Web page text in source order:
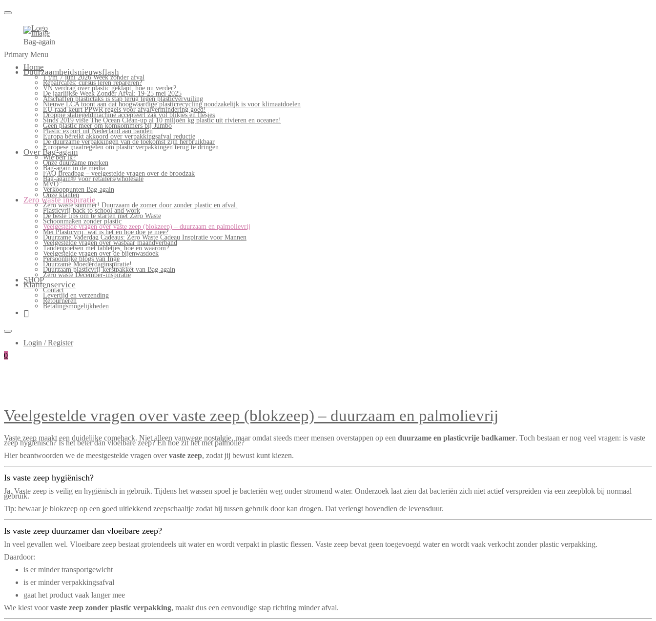
Bag-again
Primary Menu
Home
Duurzaamheidsnieuwsflash
1 t/m 7 juni 2026 Week zonder afval
Repaircafés: cursus leren repareren?
VN verdrag over plastic geklapt, hoe nu verder?
De jaarlijkse Week Zonder Afval: 19-25 mei 2025
Afschaffen plastictaks is stap terug tegen plasticvervuiling
Nieuwe LCA toont aan dat hoogwaardige plasticrecycling noodzakelijk is voor klimaatdoelen
EU-raad keurt PPWR regels voor afvalvermindering goed!
Droppie statiegeldmachine accepteert zak vol blikjes en flesjes
Sinds 2019 viste The Ocean Clean-up al 10 miljoen kg plastic uit rivieren en oceanen!
Geen plastic meer om komkommers bij Jumbo
Plastic export uit Nederland aan banden
Europa bereikt akkoord over verpakkingsafval reductie
De duurzame verpakkingen van de toekomst zijn herbruikbaar
Europese maatregelen om plastic verpakkingen terug te dringen.
Over Bag-again
Wie ben ik?
Onze duurzame merken
Bag-again in de media
FAQ Breadbag – veelgestelde vragen over de broodzak
Bag-again® voor retailers/wholesale
MVO
Verkooppunten Bag-again
Onze klanten
Zero waste inspiratie
Zero waste summer! Duurzaam de zomer door zonder plastic en afval.
Plasticvrij back to school and work
De beste tips om te starten met Zero Waste
Schoonmaken zonder plastic
Veelgestelde vragen over vaste zeep (blokzeep) – duurzaam en palmolievrij
Mei Plasticvrij: wat is het en hoe doe je mee?
Duurzame Vaderdag Cadeaus: Zero Waste Cadeau Inspiratie voor Mannen
Veelgestelde vragen over wasbaar maandverband
Tandenpoetsen met tabletjes, hoe en waarom?
Veelgestelde vragen over de bijenwasdoek
Persoonlijke blogs van Inge
Duurzame Moederdaginspiratie!
Duurzaam plasticvrij kerstpakket van Bag-again
Zero waste December-inspiratie
SHOP
Klantenservice
Contact
Levertijd en verzending
Retourneren
Betalingsmogelijkheden
Login / Register
0
Veelgestelde vragen over vaste zeep (blokzeep) – duurzaam en palmolievrij
Vaste zeep maakt een duidelijke comeback. Niet alleen vanwege nostalgie, maar omdat steeds meer mensen overstappen op een duurzame en plasticvrije badkamer. Toch bestaan er nog veel vragen: is vaste
zeep hygiënisch? Is het beter dan vloeibare zeep? En hoe zit het met palmolie?
Hier beantwoorden we de meestgestelde vragen overvaste zeep, zodat jij bewust kunt kiezen.
Is vaste zeep hygiënisch?
Ja. Vaste zeep is veilig en hygiënisch in gebruik. Tijdens het wassen spoel je bacteriën weg onder stromend water. Onderzoek laat zien dat bacteriën zich niet actief verspreiden via een zeepblok bij normaal
gebruik.
Tip: bewaar je blokzeep op een goed uitlekkend zeepschaaltje zodat hij tussen gebruik door kan drogen. Dat verlengt bovendien de levensduur.
Is vaste zeep duurzamer dan vloeibare zeep?
In veel gevallen wel. Vloeibare zeep bestaat grotendeels uit water en wordt verpakt in plastic flessen. Vaste zeep bevat geen toegevoegd water en wordt vaak verkocht zonder plastic verpakking.
Daardoor:
is er minder transportgewicht
is er minder verpakkingsafval
gaat het product vaak langer mee
Wie kiest voorvaste zeep zonder plastic verpakking, maakt dus een eenvoudige stap richting minder afval.